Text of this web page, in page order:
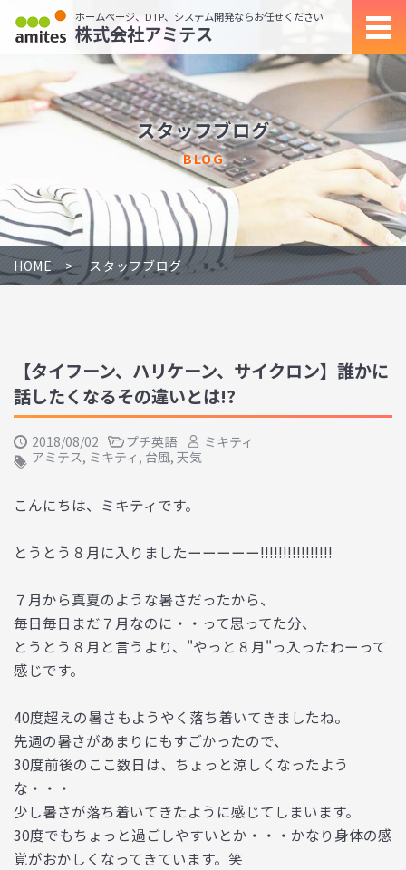
ホームページ、DTP、システム開発ならお任せください
株式会社アミテス
スタッフブログ
BLOG
HOME スタッフブログ
【タイフーン、ハリケーン、サイクロン】誰かに
話したくなるその違いとは!?
2018/08/02 プチ英語
ミキティ
アミテス, ミキティ , 台風, 天気
こんにちは、ミキティです。
とうとう８月に入りましたーーーーー!!!!!!!!!!!!!!!!
７月から真夏のような暑さだったから、
毎日毎日まだ７月なのに・・って思ってた分、
とうとう８月と言うより、"やっと８月"っ入ったわーって
感じです。
40度超えの暑さもようやく落ち着いてきましたね。
先週の暑さがあまりにもすごかったので、
30度前後のここ数日は、ちょっと涼しくなったよう
な・・・
少し暑さが落ち着いてきたように感じてしまいます。
30度でもちょっと過ごしやすいとか・・・かなり身体の感
覚がおかしくなってきています。笑